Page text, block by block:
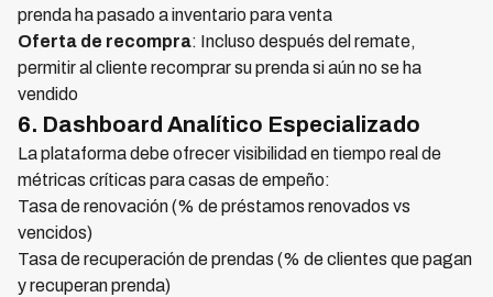
prenda ha pasado a inventario para venta
Oferta de recompra: Incluso después del remate,
permitir al cliente recomprar su prenda si aún no se ha
vendido
6. Dashboard Analítico Especializado
La plataforma debe ofrecer visibilidad en tiempo real de
métricas críticas para casas de empeño:
Tasa de renovación (% de préstamos renovados vs
vencidos)
Tasa de recuperación de prendas (% de clientes que pagan
y recuperan prenda)